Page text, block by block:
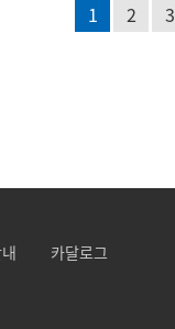
1 2 3
카달로그